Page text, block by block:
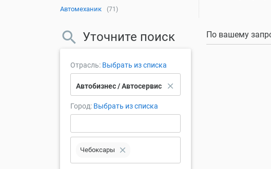
Автомеханик (71)
По вашему
Уточните поиск
Отрасль: Выбрать из списка
Автобизнес / Автосервис close
Город: Выбрать из списка
Чебоксары close